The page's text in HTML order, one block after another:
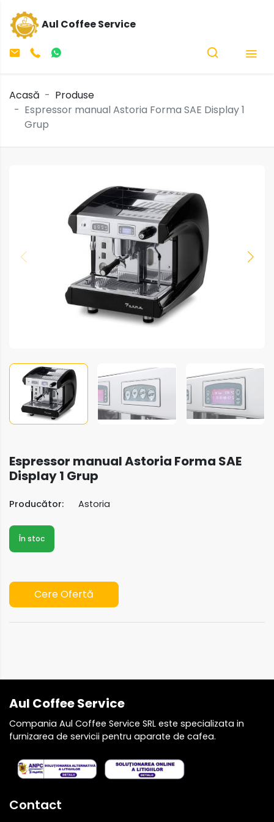
Aul Coffee Service
Acasă
Produse
Espressor manual Astoria Forma SAE Display 1
Grup
Espressor manual Astoria Forma SAE
Display 1 Grup
Producător: Astoria
În stoc
Cere Ofertă
Aul Coffee Service
Compania Aul Coffee Service SRL este specializata in
furnizarea de servicii pentru aparate de cafea.
Contact